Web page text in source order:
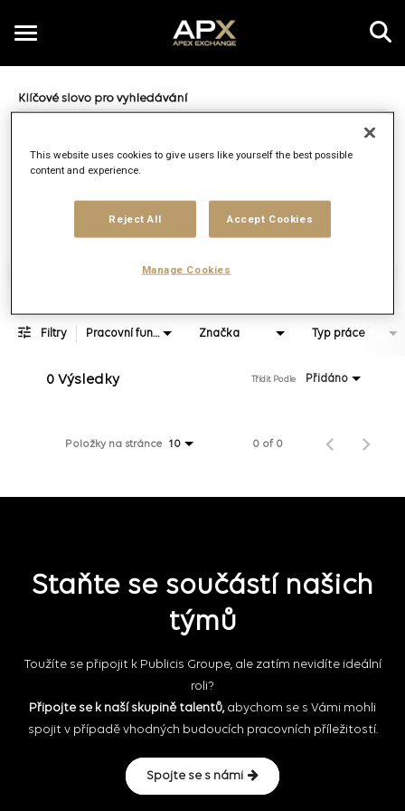
Toggle
access_time 10 KM
Najít práce
Filtry Pracovní funkce Značka Typ práce
0 Výsledky Přidáno
Třídit Podle
Položky na stránce 10 0 of 0
Staňte se součástí našich
týmů
Toužíte se připojit k Publicis Groupe, ale zatím nevidíte ideální
roli?
Připojte se k naší skupině talentů,abychom se s Vámi mohli
spojit v případě vhodných budoucích pracovních příležitostí.
Spojte se s námi
This website uses cookies to give users like yourself the best possible
content and experience.
Reject All Accept Cookies
Manage Cookies